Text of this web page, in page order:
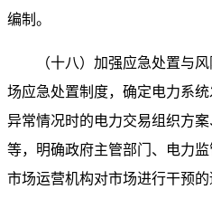
编制。
（十八）加强应急处置与风
场应急处置制度，确定电力系
异常情况时的电力交易组织方
等，明确政府主管部门、电力
市场运营机构对市场进行干预